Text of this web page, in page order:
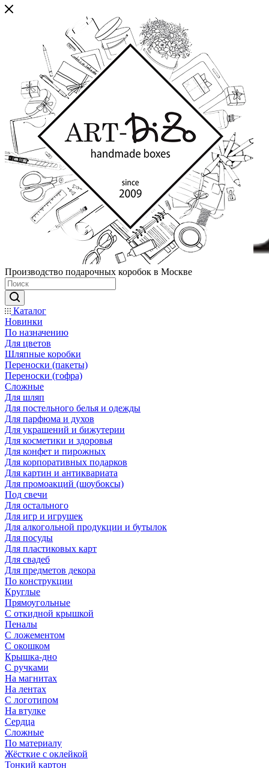
Производство подарочных коробок в Москве
Каталог
Новинки
По назначению
Для цветов
Шляпные коробки
Переноски (пакеты)
Переноски (гофра)
Сложные
Для шляп
Для постельного белья и одежды
Для парфюма и духов
Для украшений и бижутерии
Для косметики и здоровья
Для конфет и пирожных
Для корпоративных подарков
Для картин и антиквариата
Для промоакций (шоубоксы)
Под свечи
Для остального
Для игр и игрушек
Для алкогольной продукции и бутылок
Для посуды
Для пластиковых карт
Для свадеб
Для предметов декора
По конструкции
Круглые
Прямоугольные
С откидной крышкой
Пеналы
С ложементом
С окошком
Крышка-дно
С ручками
На магнитах
На лентах
С логотипом
На втулке
Сердца
Сложные
По материалу
Жёсткие с оклейкой
Тонкий картон